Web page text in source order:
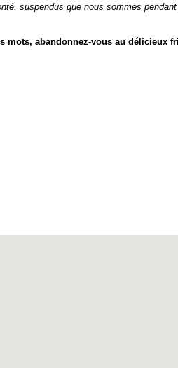
suspendus que nous sommes pendant
mots, abandonnez-vous au délicieux